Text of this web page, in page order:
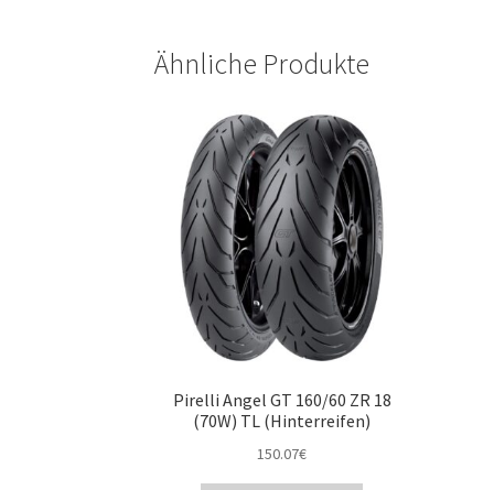
Ähnliche Produkte
Pirelli Angel GT 160/60 ZR 18
(70W) TL (Hinterreifen)
150.07€